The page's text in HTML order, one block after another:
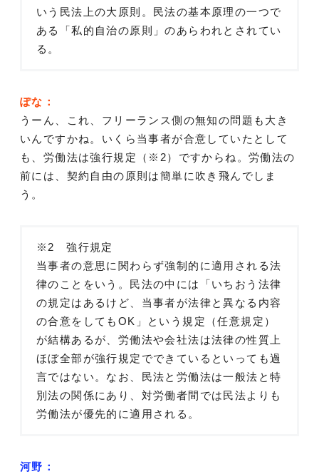
いう民法上の大原則。民法の基本原理の一つで
ある「私的自治の原則」のあらわれとされてい
る。
ぽな：
うーん、これ、フリーランス側の無知の問題も大き
いんですかね。いくら当事者が合意していたとして
も、労働法は強行規定（※2）ですからね。労働法の
前には、契約自由の原則は簡単に吹き飛んでしま
う。
※2 強行規定
当事者の意思に関わらず強制的に適用される法
律のことをいう。民法の中には「いちおう法律
の規定はあるけど、当事者が法律と異なる内容
の合意をしてもOK」という規定（任意規定）
が結構あるが、労働法や会社法は法律の性質上
ほぼ全部が強行規定でできているといっても過
言ではない。なお、民法と労働法は一般法と特
別法の関係にあり、対労働者間では民法よりも
労働法が優先的に適用される。
河野：